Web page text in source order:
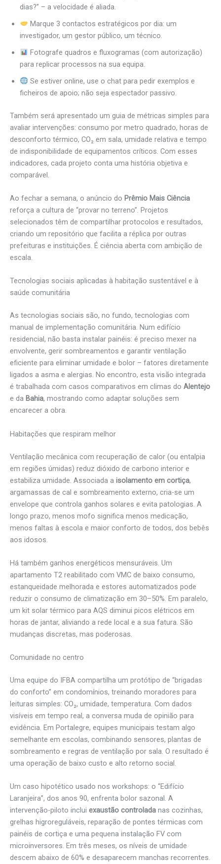
dias?” – a velocidade é aliada.
Marque 3 contactos estratégicos por dia: um
investigador, um gestor público, um técnico.
Fotografe quadros e fluxogramas (com autorização)
para replicar processos na sua equipa.
Se estiver online, use o chat para pedir exemplos e
ficheiros de apoio; não seja espectador passivo.
Também será apresentado um guia de métricas simples para
avaliar intervenções: consumo por metro quadrado, horas de
desconforto térmico, CO₂ em sala, umidade relativa e tempo
de indisponibilidade de equipamentos críticos. Com esses
indicadores, cada projeto conta uma história objetiva e
comparável.
Ao fechar a semana, o anúncio do Prêmio Mais Ciência
reforça a cultura de “provar no terreno”. Projetos
selecionados têm de compartilhar protocolos e resultados,
criando um repositório que facilita a réplica por outras
prefeituras e instituições. É ciência aberta com ambição de
escala.
Tecnologias sociais aplicadas à habitação sustentável e à
saúde comunitária
As tecnologias sociais são, no fundo, tecnologias com
manual de implementação comunitária. Num edifício
residencial, não basta instalar painéis: é preciso mexer na
envolvente, gerir sombreamentos e garantir ventilação
eficiente para eliminar umidade e bolor – fatores diretamente
ligados a asma e alergias. No encontro, esta visão integrada
é trabalhada com casos comparativos em climas do Alentejo
e da Bahia, mostrando como adaptar soluções sem
encarecer a obra.
Habitações que respiram melhor
Ventilação mecânica com recuperação de calor (ou entalpia
em regiões úmidas) reduz dióxido de carbono interior e
estabiliza umidade. Associada a isolamento em cortiça,
argamassas de cal e sombreamento externo, cria-se um
envelope que controla ganhos solares e evita patologias. A
longo prazo, menos mofo significa menos medicação,
menos faltas à escola e maior conforto de todos, dos bebês
aos idosos.
Há também ganhos energéticos mensuráveis. Um
apartamento T2 reabilitado com VMC de baixo consumo,
estanqueidade melhorada e estores automatizados pode
reduzir o consumo de climatização em 30–50%. Em paralelo,
um kit solar térmico para AQS diminui picos elétricos em
horas de jantar, aliviando a rede local e a sua fatura. São
mudanças discretas, mas poderosas.
Comunidade no centro
Uma equipe do IFBA compartilha um protótipo de “brigadas
do conforto” em condomínios, treinando moradores para
leituras simples: CO₂, umidade, temperatura. Com dados
visíveis em tempo real, a conversa muda de opinião para
evidência. Em Portalegre, equipes municipais testam algo
semelhante em escolas, combinando sensores, plantas de
sombreamento e regras de ventilação por sala. O resultado é
uma operação de baixo custo e alto retorno social.
Um caso hipotético usado nos workshops: o “Edifício
Laranjeira”, dos anos 90, enfrenta bolor sazonal. A
intervenção-piloto inclui exaustão controlada nas cozinhas,
grelhas higroreguláveis, reparação de pontes térmicas com
painéis de cortiça e uma pequena instalação FV com
microinversores. Em três meses, os níveis de umidade
descem abaixo de 60% e desaparecem manchas recorrentes.